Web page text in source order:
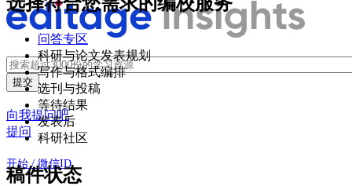
向我提问吧
提问
开始 / 微信ID
问答专区
科研与论文发表规划
写作与格式编排
选刊与投稿
等待结果
发表后
科研社区
稿件状态